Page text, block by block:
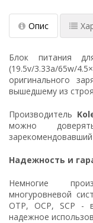
Опис
Блок питания
(19.5v/3.33a/
оригинального
вышедшему из
Производитель
можно
Надежность и
Немногие
многуровневой
OTP, OCP, SCP -
надежное